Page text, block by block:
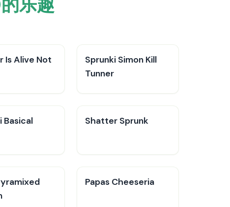
乐趣
Is Alive Not
Sprunki Simon Kill
Tunner
Basical Shatter Sprunk
Papas Cheeseria